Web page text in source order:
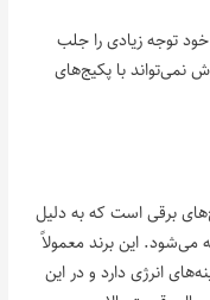
توجه زیادی را جلب
نمی‌تواند با پکیج‌های
برقی است که به دلیل
می‌شود. این برند معمولاً
انرژی دارد و در این